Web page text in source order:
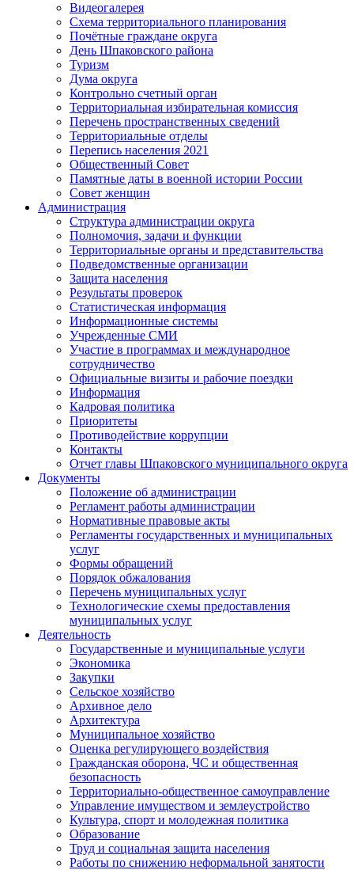
Видеогалерея
Схема территориального планирования
Почётные граждане округа
День Шпаковского района
Туризм
Дума округа
Контрольно счетный орган
Территориальная избирательная комиссия
Перечень пространственных сведений
Территориальные отделы
Перепись населения 2021
Общественный Совет
Памятные даты в военной истории России
Совет женщин
Администрация
Структура администрации округа
Полномочия, задачи и функции
Территориальные органы и представительства
Подведомственные организации
Защита населения
Результаты проверок
Статистическая информация
Информационные системы
Учрежденные СМИ
Участие в программах и международное
сотрудничество
Официальные визиты и рабочие поездки
Информация
Кадровая политика
Приоритеты
Противодействие коррупции
Контакты
Отчет главы Шпаковского муниципального округа
Документы
Положение об администрации
Регламент работы администрации
Нормативные правовые акты
Регламенты государственных и муниципальных
услуг
Формы обращений
Порядок обжалования
Перечень муниципальных услуг
Технологические схемы предоставления
муниципальных услуг
Деятельность
Государственные и муниципальные услуги
Экономика
Закупки
Сельское хозяйство
Архивное дело
Архитектура
Муниципальное хозяйство
Оценка регулирующего воздействия
Гражданская оборона, ЧС и общественная
безопасность
Территориально-общественное самоуправление
Управление имуществом и землеустройство
Культура, спорт и молодежная политика
Образование
Труд и социальная защита населения
Работы по снижению неформальной занятости